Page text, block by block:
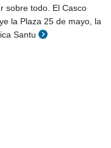
sobre todo. El Casco
la Plaza 25 de mayo, la
Santu